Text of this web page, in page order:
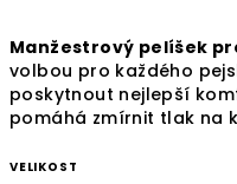
Manžestrový pelíšek
volbou pro každého
poskytnout nejlepší
pomáhá zmírnit tlak na
VELIKOST